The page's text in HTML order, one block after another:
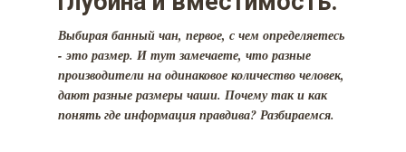
Выбирая банный чан, первое, с чем определяетесь
- это размер. И тут замечаете, что разные
производители на одинаковое количество человек,
дают разные размеры чаши. Почему так и как
понять где информация правдива? Разбираемся.